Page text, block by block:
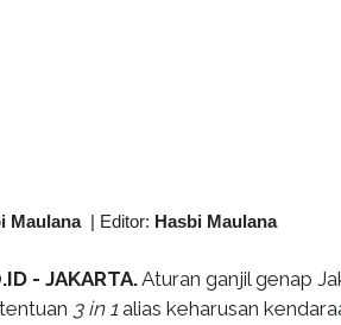
Maulana| Editor: Hasbi Maulana
- JAKARTA.Aturan ganjil genap
3 in 1 alias keharusan